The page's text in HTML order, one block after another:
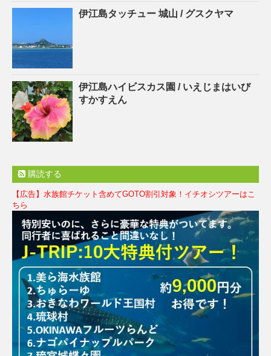
伊江島タッチュー 城山 / グスクヤマ
伊江島ハイビスカス園 / いえじまはいび
すかすえん
購読する
【広告】水族館チケット含めてGOTO割引対象！イチオシツアーはこ
ちら